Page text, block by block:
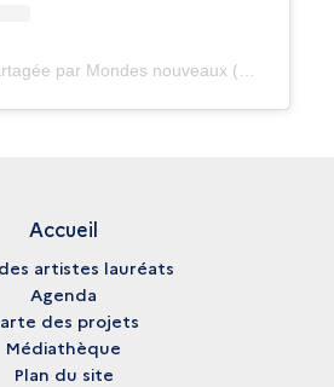
Accueil
artistes lauréats
Agenda
des projets
Médiathèque
Plan du site